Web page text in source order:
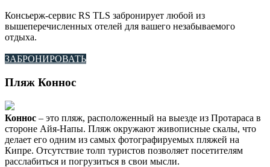
Консьерж-сервис RS TLS забронирует любой из
вышеперечисленных отелей для вашего незабываемого
отдыха.
ЗАБРОНИРОВАТЬ
Пляж Коннос
Коннос – это пляж, расположенный на выезде из Протараса в
стороне Айя-Напы. Пляж окружают живописные скалы, что
делает его одним из самых фотографируемых пляжей на
Кипре. Отсутствие толп туристов позволяет посетителям
расслабиться и погрузиться в свои мысли.